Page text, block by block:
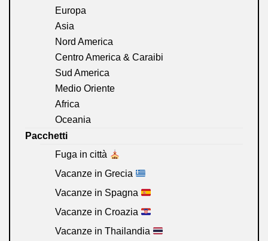
Europa
Asia
Nord America
Centro America & Caraibi
Sud America
Medio Oriente
Africa
Oceania
Pacchetti
Fuga in città
Vacanze in Grecia
Vacanze in Spagna
Vacanze in Croazia
Vacanze in Thailandia